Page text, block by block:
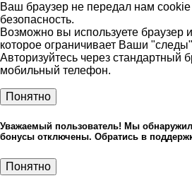
Ваш браузер не передал нам
безопасность.
Возможно вы используете браузер
которое ограничивает Ваши
Авторизуйтесь через стандартный
мобильный телефон.
Понятно
Уважаемый пользователь! Мы
бонусы отключены. Обратись в
Понятно